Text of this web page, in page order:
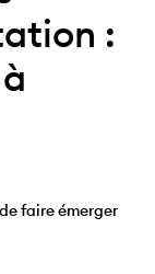
:
faire émerger